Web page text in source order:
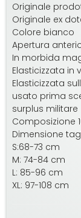
Originale
Originale ex
Colore bianco
Apertura
In morbida
Elasticizzata in
Elasticizzata
usato prima
surplus militare
Composizione
Dimensione
S:68-73 cm
M: 74-84 cm
L: 85-96 cm
XL: 97-108 cm